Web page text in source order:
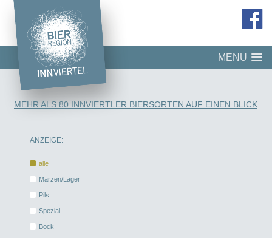
MENU
MEHR ALS 80 INNVIERTLER BIERSORTEN AUF EINEN BLICK
ANZEIGE:
alle
Märzen/Lager
Pils
Spezial
Bock